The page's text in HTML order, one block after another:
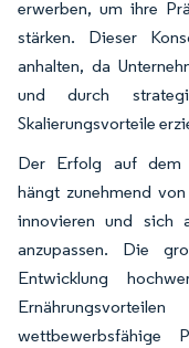
erwerben, um ihre
stärken. Dieser
anhalten, da
und durch
Skalierungsvorteile
Der Erfolg auf dem
hängt zunehmend
innovieren und sich
anzupassen. Die
Entwicklung
wettbewerbsfähige